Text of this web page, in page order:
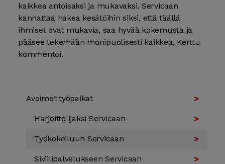
kaikkea antoisaksi ja mukavaksi. Servicaan
kannattaa hakea kesätöihin siksi, että täällä
ihmiset ovat mukavia, saa hyvää kokemusta ja
pääsee tekemään monipuolisesti kaikkea, Kerttu
kommentoi.
Avoimet työpaikat
Harjoit­teli­jaksi Servicaan
Työ­kokeiluun Servicaan
Siviili­palvelukseen Servicaan